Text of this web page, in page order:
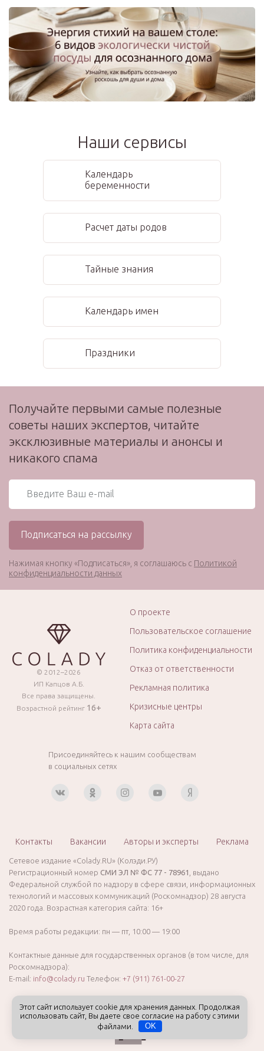
Наши сервисы
Календарь
беременности
Расчет даты родов
Тайные знания
Календарь имен
Праздники
Получайте первыми самые полезные
советы наших экспертов, читайте
эксклюзивные материалы и анонсы и
никакого спама
Нажимая кнопку «Подписаться», я соглашаюсь с Политикой
конфиденциальности данных
© 2012–2026
ИП Капцов А.Б.
Все права защищены.
Возрастной рейтинг 16+
О проекте
Пользовательское соглашение
Политика конфиденциальности
Отказ от ответственности
Рекламная политика
Кризисные центры
Карта сайта
Присоединяйтесь к нашим сообществам
в социальных сетях
Контакты Вакансии Авторы и эксперты Реклама
Сетевое издание «Colady.RU» (Колэди.РУ)
Регистрационный номер СМИ ЭЛ № ФС 77 - 78961
, выдано
Федеральной службой по надзору в сфере связи, информационных
технологий и массовых коммуникаций (Роскомнадзор) 28 августа
2020 года. Возрастная категория сайта: 16+
Время работы редакции: пн — пт, 10:00 — 19:00
Контактные данные для государственных органов (в том числе, для
Роскомнадзора):
E-mail: info@colady.ru Телефон: +7 (911) 761-00-27
Этот сайт использует cookie для хранения данных. Продолжая
использовать сайт, Вы даете свое согласие на работу с этими
файлами.
OK